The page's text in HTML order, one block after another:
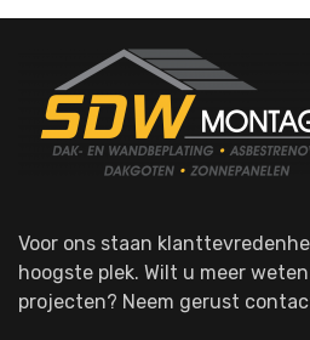
Voor ons staan
hoogste plek. Wilt u meer
projecten? Neem gerust